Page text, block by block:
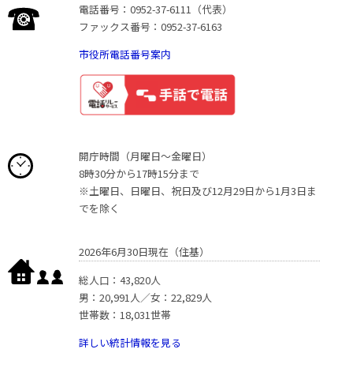
電話番号：0952-37-6111（代表）
ファックス番号：0952-37-6163
市役所電話番号案内
開庁時間（月曜日〜金曜日）
8時30分から17時15分まで
※土曜日、日曜日、祝日及び12月29日から1月3日ま
でを除く
2026年6月30日現在（住基）
総人口：43,820人
男：20,991人／女：22,829人
世帯数：18,031世帯
詳しい統計情報を見る